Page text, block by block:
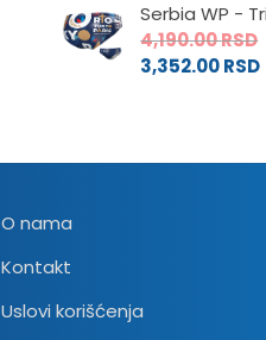
Serbia WP -
4,190.00RSD
3,352.00RSD
O nama
Kontakt
Uslovi korišćenja